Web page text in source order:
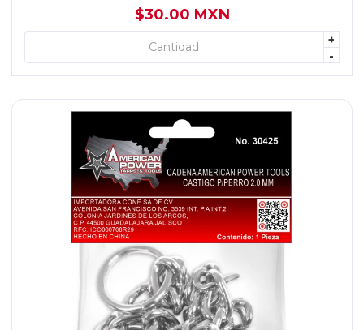
$30.00 MXN
+
-
+ AGREGAR